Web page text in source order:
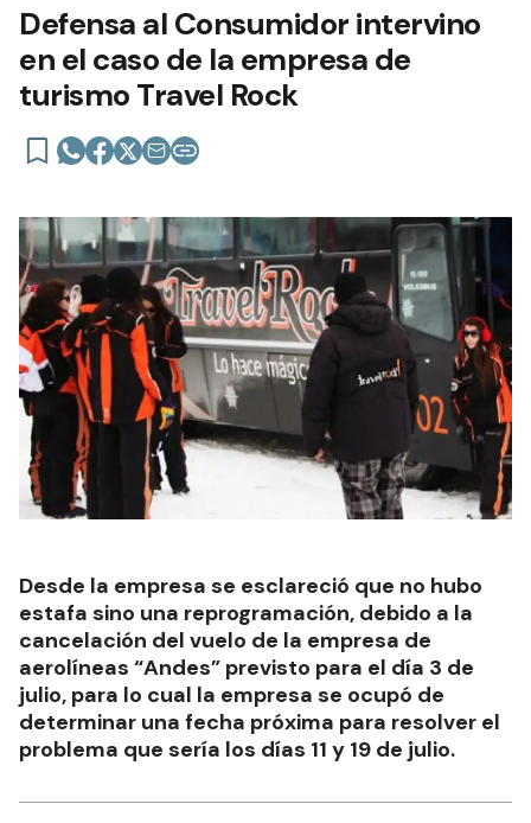
Defensa al Consumidor intervino
en el caso de la empresa de
turismo Travel Rock
Desde la empresa se esclareció que no hubo
estafa sino una reprogramación, debido a la
cancelación del vuelo de la empresa de
aerolíneas “Andes” previsto para el día 3 de
julio, para lo cual la empresa se ocupó de
determinar una fecha próxima para resolver el
problema que sería los días 11 y 19 de julio.